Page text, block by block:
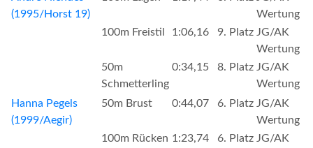
(1995/Horst 19)
Wertung
100m Freistil
1:06,16 9. Platz JG/AK
Wertung
50m
Schmetterling
0:34,15 8. Platz JG/AK
Wertung
Hanna Pegels
(1999/Aegir)
50m Brust 0:44,07 6. Platz JG/AK
Wertung
100m Rücken 1:23,74 6. Platz JG/AK